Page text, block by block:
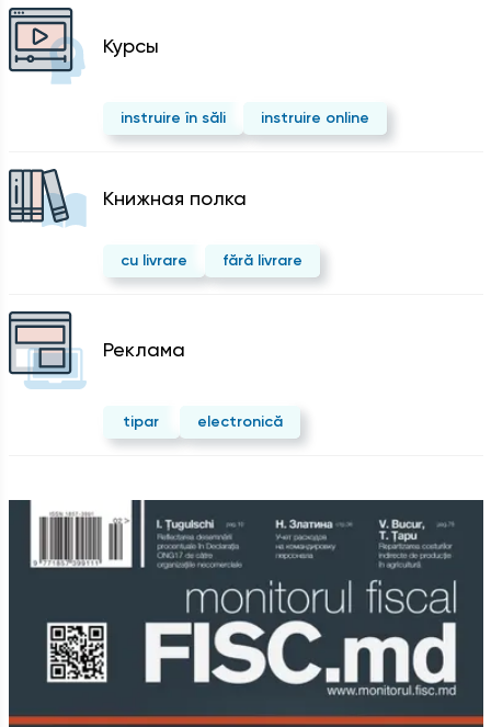
Курсы
instruire în săli instruire online
Kнижная полка
cu livrare fără livrare
Реклама
tipar electronică